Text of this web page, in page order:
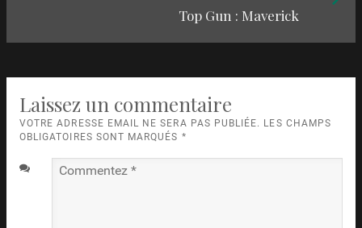
Top Gun : Maverick
Laissez un commentaire
VOTRE ADRESSE EMAIL NE SERA PAS PUBLIÉE. LES CHAMPS
OBLIGATOIRES SONT MARQUÉS *
Commentez